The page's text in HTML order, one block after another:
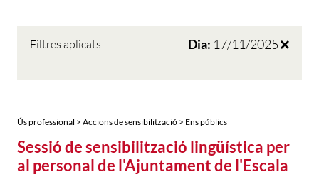
Filtres aplicats Dia: 17/11/2025
Ús professional > Accions de sensibilització > Ens públics
Sessió de sensibilització lingüística per
al personal de l'Ajuntament de l'Escala